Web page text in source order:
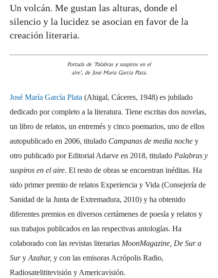
Un volcán. Me gustan las alturas, donde el
silencio y la lucidez se asocian en favor de la
creación literaria.
Portada de ‘Palabras y suspiros en el
aire’, de José María García Plata.
José María García Plata (Ahigal, Cáceres, 1948) es jubilado
dedicado por completo a la literatura. Tiene escritas dos novelas,
un libro de relatos, un entremés y cinco poemarios, uno de ellos
autopublicado en 2006, titulado Campanas de media noche y
otro publicado por Editorial Adarve en 2018, titulado Palabras y
suspiros en el aire. El resto de obras se encuentran inéditas. Ha
sido primer premio de relatos Experiencia y Vida (Consejería de
Sanidad de la Junta de Extremadura, 2010) y ha obtenido
diferentes premios en diversos certámenes de poesía y relatos y
sus trabajos publicados en las respectivas antologías. Ha
colaborado con las revistas literarias MoonMagazine, De Sur a
Sury Azahar, y con las emisoras Acrópolis Radio,
Radiosatelititevisión y Americavisión.